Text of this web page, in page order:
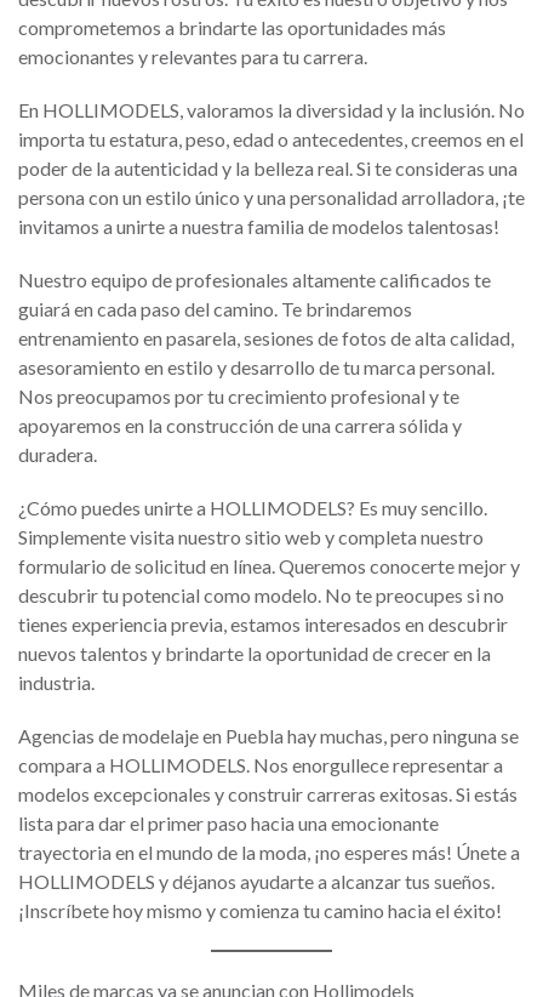
comprometemos a brindarte las oportunidades más
emocionantes y relevantes para tu carrera.
En HOLLIMODELS, valoramos la diversidad y la inclusión. No
importa tu estatura, peso, edad o antecedentes, creemos en el
poder de la autenticidad y la belleza real. Si te consideras una
persona con un estilo único y una personalidad arrolladora, ¡te
invitamos a unirte a nuestra familia de modelos talentosas!
Nuestro equipo de profesionales altamente calificados te
guiará en cada paso del camino. Te brindaremos
entrenamiento en pasarela, sesiones de fotos de alta calidad,
asesoramiento en estilo y desarrollo de tu marca personal.
Nos preocupamos por tu crecimiento profesional y te
apoyaremos en la construcción de una carrera sólida y
duradera.
¿Cómo puedes unirte a HOLLIMODELS? Es muy sencillo.
Simplemente visita nuestro sitio web y completa nuestro
formulario de solicitud en línea. Queremos conocerte mejor y
descubrir tu potencial como modelo. No te preocupes si no
tienes experiencia previa, estamos interesados en descubrir
nuevos talentos y brindarte la oportunidad de crecer en la
industria.
Agencias de modelaje en Puebla hay muchas, pero ninguna se
compara a HOLLIMODELS. Nos enorgullece representar a
modelos excepcionales y construir carreras exitosas. Si estás
lista para dar el primer paso hacia una emocionante
trayectoria en el mundo de la moda, ¡no esperes más! Únete a
HOLLIMODELS y déjanos ayudarte a alcanzar tus sueños.
¡Inscríbete hoy mismo y comienza tu camino hacia el éxito!
Miles de marcas ya se anuncian con Hollimodels